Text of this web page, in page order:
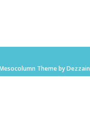
Theme by Dezzain